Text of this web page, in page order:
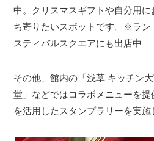
中。クリスマスギフトや自分用
ち寄りたいスポットです。※ラン
スティバルスクエアにも出店中
その他、館内の「浅草 キッチン
堂」などではコラボメニューを
を活用したスタンプラリーを実施